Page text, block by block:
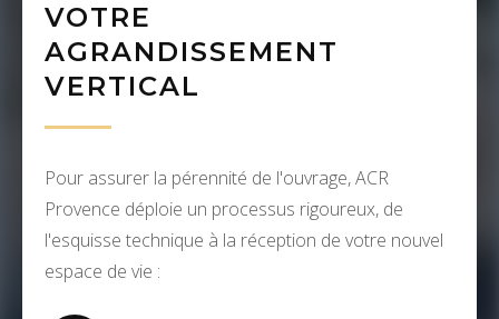
VOTRE
AGRANDISSEMENT
VERTICAL
Pour assurer la pérennité de l'ouvrage, ACR
Provence déploie un processus rigoureux, de
l'esquisse technique à la réception de votre nouvel
espace de vie :